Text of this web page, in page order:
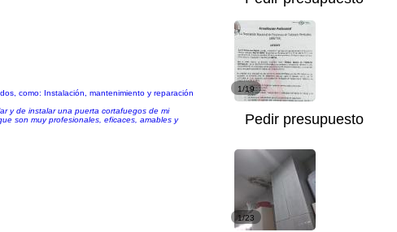
como: Instalación, mantenimiento y reparación
y de instalar una puerta cortafuegos de mi
son muy profesionales, eficaces, amables y
1/19
Pedir presupuesto
1/23